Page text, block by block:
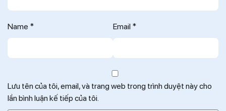
Name * Email *
Lưu tên của tôi, email, và trang web trong trình duyệt này cho
lần bình luận kế tiếp của tôi.